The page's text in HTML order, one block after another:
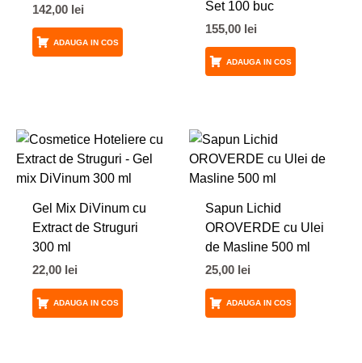
142,00 lei
ADAUGA IN COS
Set 100 buc
155,00 lei
ADAUGA IN COS
Gel Mix DiVinum cu
Extract de Struguri
300 ml
22,00 lei
ADAUGA IN COS
Sapun Lichid
OROVERDE cu Ulei
de Masline 500 ml
25,00 lei
ADAUGA IN COS